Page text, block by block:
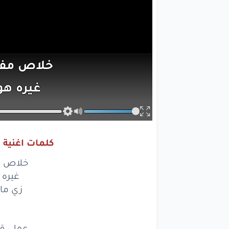
خلاص
غيره
زيما
بقي
تاج
كلمات
خلاص
زي